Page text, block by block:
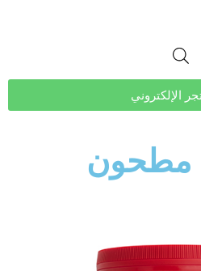
الإلكتروني
مطحون